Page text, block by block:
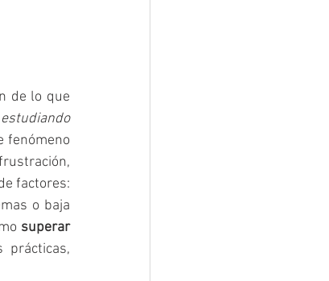
de lo que
fenómeno
o baja
superar